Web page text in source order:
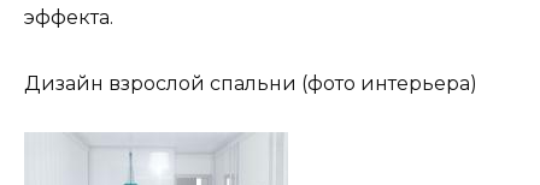
эффекта.
Дизайн взрослой спальни (фото интерьера)